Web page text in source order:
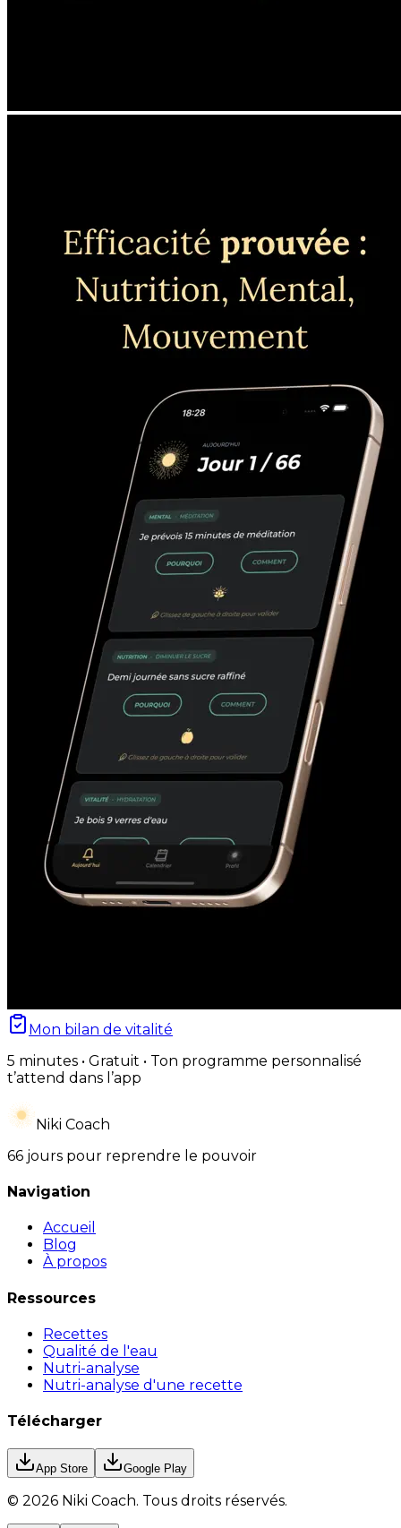
Mon bilan de vitalité
5 minutes • Gratuit • Ton programme personnalisé
t’attend dans l’app
Niki Coach
66 jours pour reprendre le pouvoir
Navigation
Accueil
Blog
À propos
Ressources
Recettes
Qualité de l'eau
Nutri-analyse
Nutri-analyse d'une recette
Télécharger
App Store Google Play
© 2026 Niki Coach. Tous droits réservés.